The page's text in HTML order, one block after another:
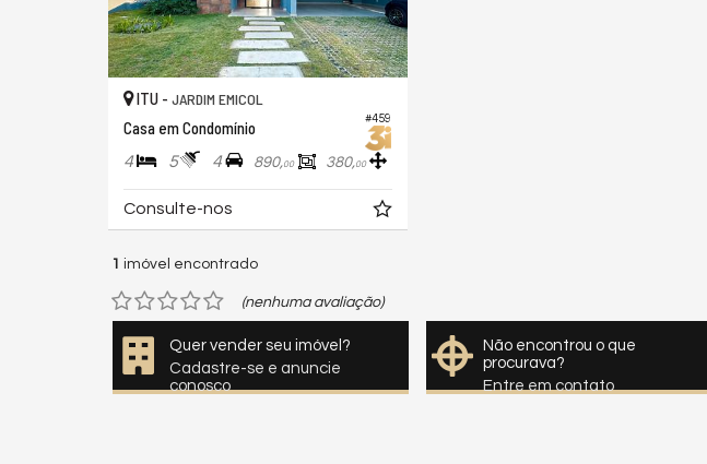
#459
ITU - JARDIM EMICOL
Casa em Condomínio
4 5 4 890,00 380,00
Consulte-nos
1 imóvel encontrado
(nenhuma avaliação)
Quer vender seu imóvel?
Cadastre-se e anuncie
conosco
Não encontrou o que
procurava?
Entre em contato